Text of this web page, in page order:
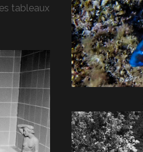
tableaux